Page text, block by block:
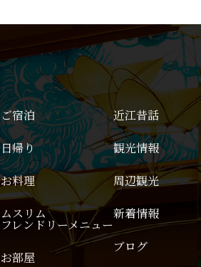
ご宿泊
日帰り
お料理
ムスリム
フレンドリーメニュー
お部屋
近江昔話
観光情報
周辺観光
新着情報
ブログ